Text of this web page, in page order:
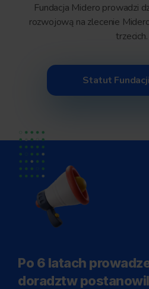
Fundacja Midero prowadzi
rozwojową na zlecenie
trzecich.
Statut
Po 6 latach
doradztw